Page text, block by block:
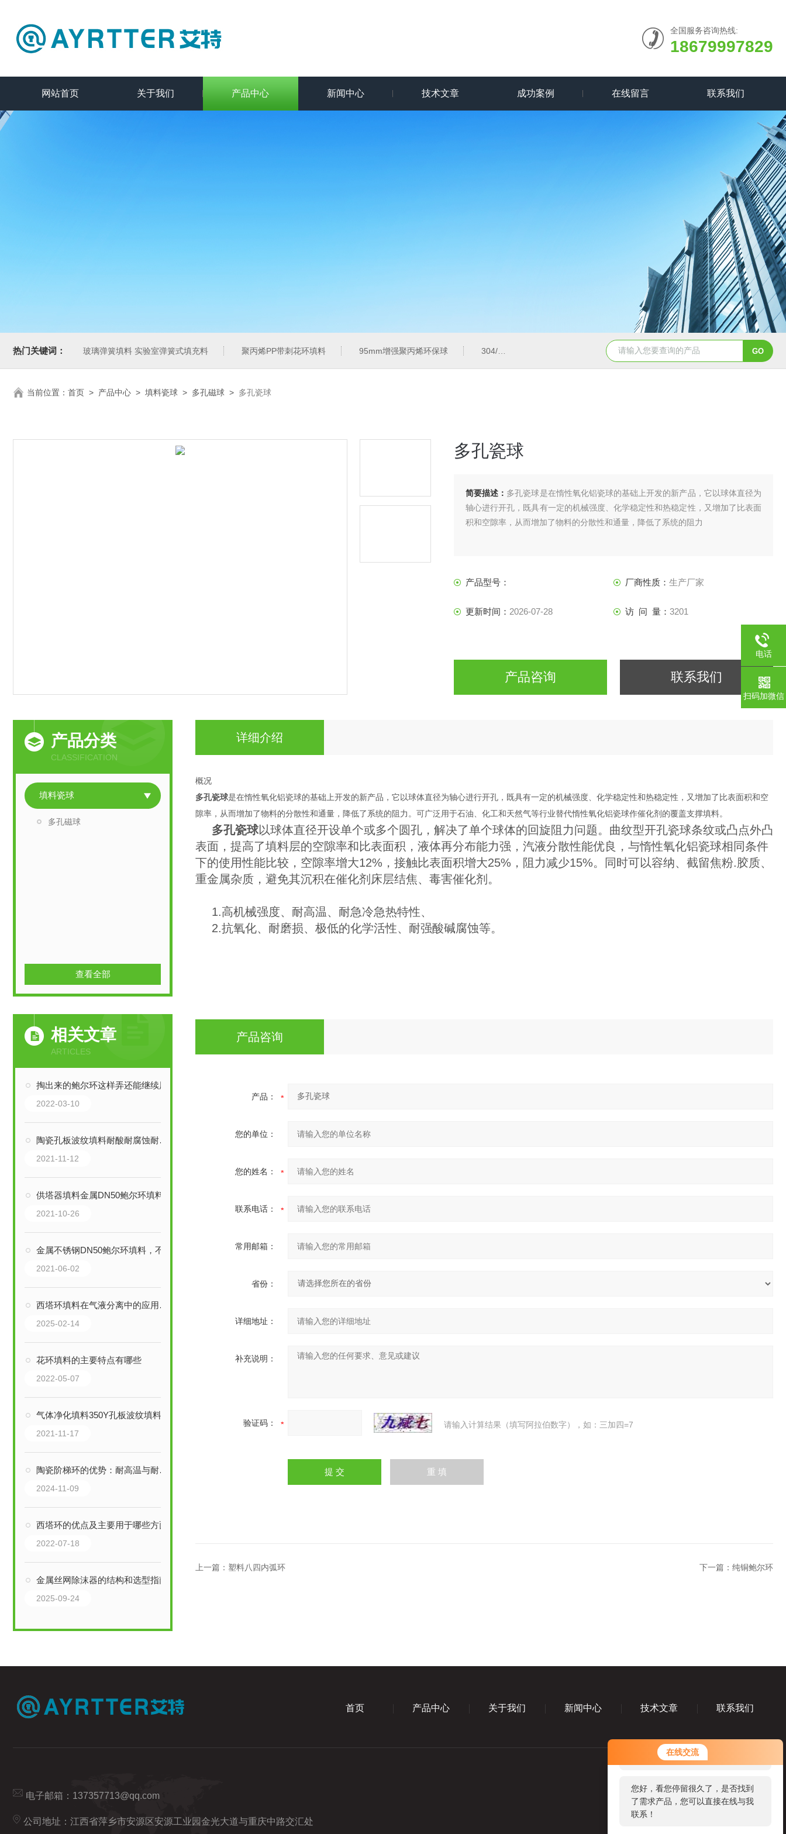
在线交流
您好！欢迎前来咨询，很高兴为您
服务，请问您要咨询什么问题呢？
您好，看您停留很久了，是否找到
了需求产品，您可以直接在线与我
联系！
全国服务咨询热线:
18679997829
网站首页 关于我们 产品中心 新闻中心 技术文章 成功案例 在线留言 联系我们
热门关键词： 玻璃弹簧填料 实验室弹簧式填充料 聚丙烯PP带刺花环填料 95mm增强聚丙烯环保球 304/316L金属共轭环 PTFEφ25*25mm四氟鲍尔环 陶瓷散堆填料
当前位置： 首页 > 产品中心 > 填料瓷球 > 多孔磁球 > 多孔瓷球
多孔瓷球
简要描述： 多孔瓷球是在惰性氧化铝瓷球的基础上开发的新产品，它以球体直径为
轴心进行开孔，既具有一定的机械强度、化学稳定性和热稳定性，又增加了比表面
积和空隙率，从而增加了物料的分散性和通量，降低了系统的阻力
产品型号： 厂商性质： 生产厂家
更新时间： 2026-07-28 访 问 量： 3201
产品咨询 联系我们
产品分类
CLASSIFICATION
填料瓷球
多孔磁球
查看全部
相关文章
ARTICLES
掏出来的鲍尔环这样弄还能继续用
2022-03-10
陶瓷孔板波纹填料耐酸耐腐蚀耐高温
2021-11-12
供塔器填料金属DN50鲍尔环填料
2021-10-26
金属不锈钢DN50鲍尔环填料，不锈钢鲍尔环填料图片
2021-06-02
西塔环填料在气液分离中的应用解析
2025-02-14
花环填料的主要特点有哪些
2022-05-07
气体净化填料350Y孔板波纹填料
2021-11-17
陶瓷阶梯环的优势：耐高温与耐腐蚀的双重保障
2024-11-09
西塔环的优点及主要用于哪些方面
2022-07-18
金属丝网除沫器的结构和选型指南
2025-09-24
详细介绍
概况
多孔瓷球是在惰性氧化铝瓷球的基础上开发的新产品，它以球体直径为轴心进行开孔，既具有一定的机械强度、化学稳定性和热稳定性，又增加了比表面积和空
隙率，从而增加了物料的分散性和通量，降低了系统的阻力。可广泛用于石油、化工和天然气等行业替代惰性氧化铝瓷球作催化剂的覆盖支撑填料。
多孔瓷球以球体直径开设单个或多个圆孔，解决了单个球体的回旋阻力问题。曲纹型开孔瓷球条纹或凸点外凸
表面，提高了填料层的空隙率和比表面积，液体再分布能力强，汽液分散性能优良，与惰性氧化铝瓷球相同条件
下的使用性能比较，空隙率增大12%，接触比表面积增大25%，阻力减少15%。同时可以容纳、截留焦粉.胶质、
重金属杂质，避免其沉积在催化剂床层结焦、毒害催化剂。
1.高机械强度、耐高温、耐急冷急热特性、
2.抗氧化、耐磨损、极低的化学活性、耐强酸碱腐蚀等。
产品咨询
产品：
您的单位：
您的姓名：
联系电话：
常用邮箱：
省份：
详细地址：
补充说明：
验证码： 请输入计算结果（填写阿拉伯数字），如：三加四=7
上一篇： 塑料八四内弧环 下一篇： 纯铜鲍尔环
首页 产品中心 关于我们 新闻中心 技术文章 联系我们
电子邮箱： 137357713@qq.com
公司地址：江西省萍乡市安源区安源工业园金光大道与重庆中路交汇处
电话
扫码加微信